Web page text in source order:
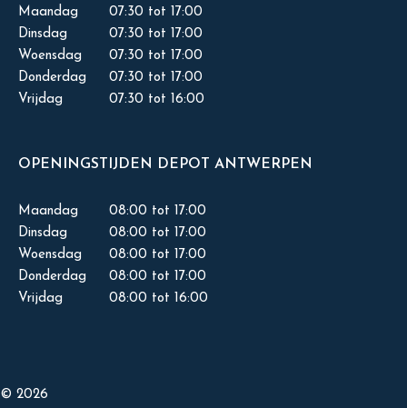
Maandag
07:30 tot 17:00
Dinsdag
07:30 tot 17:00
Woensdag
07:30 tot 17:00
Donderdag
07:30 tot 17:00
Vrijdag
07:30 tot 16:00
OPENINGSTIJDEN DEPOT ANTWERPEN
Maandag
08:00 tot 17:00
Dinsdag
08:00 tot 17:00
Woensdag
08:00 tot 17:00
Donderdag
08:00 tot 17:00
Vrijdag
08:00 tot 16:00
© 2026